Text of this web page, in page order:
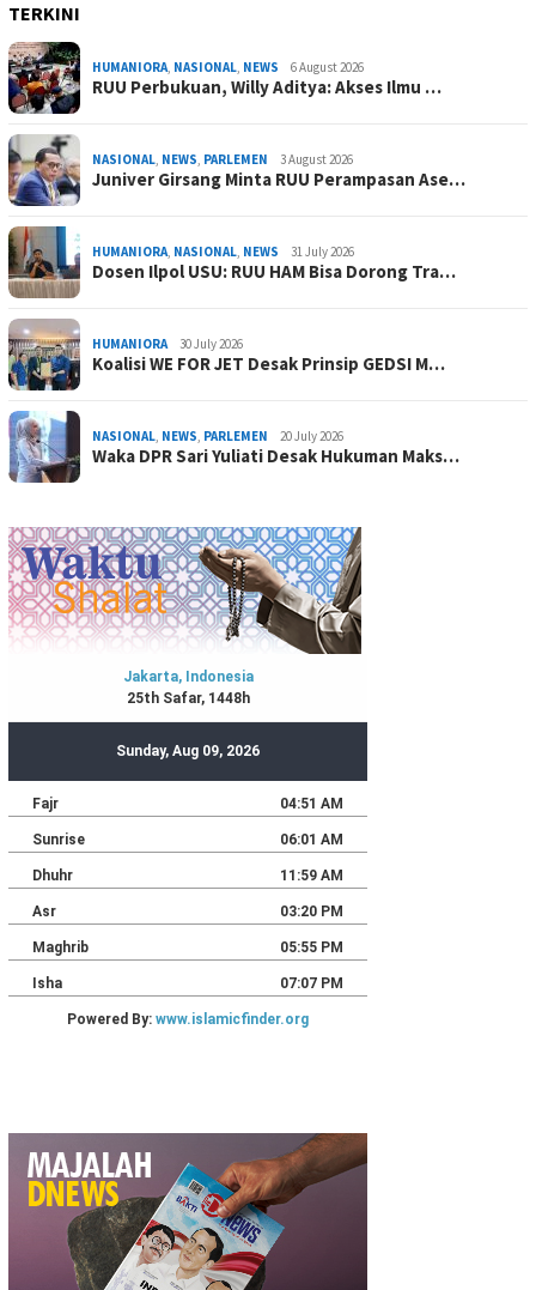
TERKINI
HUMANIORA, NASIONAL, NEWS 6 August 2026
RUU Perbukuan, Willy Aditya: Akses Ilmu …
NASIONAL, NEWS, PARLEMEN 3 August 2026
Juniver Girsang Minta RUU Perampasan Ase…
HUMANIORA, NASIONAL, NEWS 31 July 2026
Dosen Ilpol USU: RUU HAM Bisa Dorong Tra…
HUMANIORA 30 July 2026
Koalisi WE FOR JET Desak Prinsip GEDSI M…
NASIONAL, NEWS, PARLEMEN 20 July 2026
Waka DPR Sari Yuliati Desak Hukuman Maks…